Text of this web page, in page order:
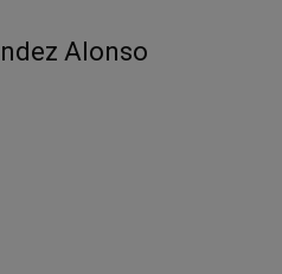
Alonso